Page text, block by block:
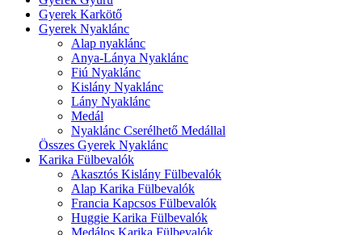
Gyerek Karkötő
Gyerek Nyaklánc
Alap nyaklánc
Anya-Lánya Nyaklánc
Fiú Nyaklánc
Kislány Nyaklánc
Lány Nyaklánc
Medál
Nyaklánc Cserélhető Medállal
Összes Gyerek Nyaklánc
Karika Fülbevalók
Akasztós Kislány Fülbevalók
Alap Karika Fülbevalók
Francia Kapcsos Fülbevalók
Huggie Karika Fülbevalók
Medálos Karika Fülbevalók